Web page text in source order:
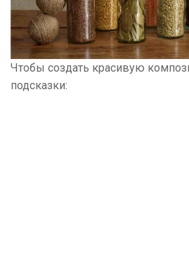
Чтобы создать красивую
подсказки: